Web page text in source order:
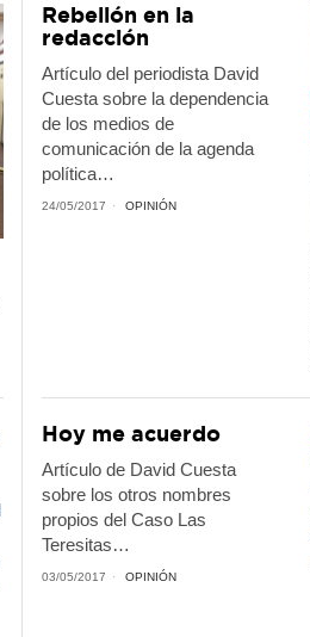
Rebelión en la
redacción
Artículo del periodista David
Cuesta sobre la dependencia
de los medios de
comunicación de la agenda
política…
24/05/2017 OPINIÓN
Hoy me acuerdo
Artículo de David Cuesta
sobre los otros nombres
propios del Caso Las
Teresitas…
03/05/2017 OPINIÓN